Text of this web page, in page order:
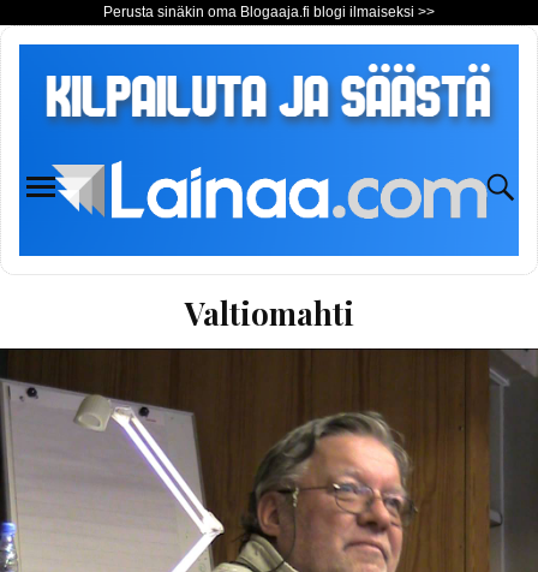
Perusta sinäkin oma Blogaaja.fi blogi ilmaiseksi >>
Valtiomahti